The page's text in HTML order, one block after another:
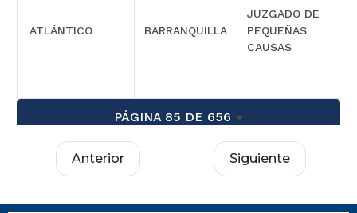
ATLÁNTICO BARRANQUILLA
JUZGADO DE
PEQUEÑAS
CAUSAS
PÁGINA 85 DE 656
Anterior Siguiente